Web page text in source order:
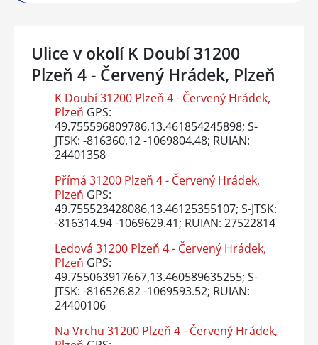
Ulice v okolí K Doubí 31200
Plzeň 4 - Červený Hrádek, Plzeň
K Doubí 31200 Plzeň 4 - Červený Hrádek,
Plzeň GPS:
49.755596809786,13.461854245898; S-
JTSK: -816360.12 -1069804.48; RUIAN:
24401358
Přímá 31200 Plzeň 4 - Červený Hrádek,
Plzeň GPS:
49.755523428086,13.46125355107; S-JTSK:
-816314.94 -1069629.41; RUIAN: 27522814
Ledová 31200 Plzeň 4 - Červený Hrádek,
Plzeň GPS:
49.755063917667,13.460589635255; S-
JTSK: -816526.82 -1069593.52; RUIAN:
24400106
Na Vrchu 31200 Plzeň 4 - Červený Hrádek,